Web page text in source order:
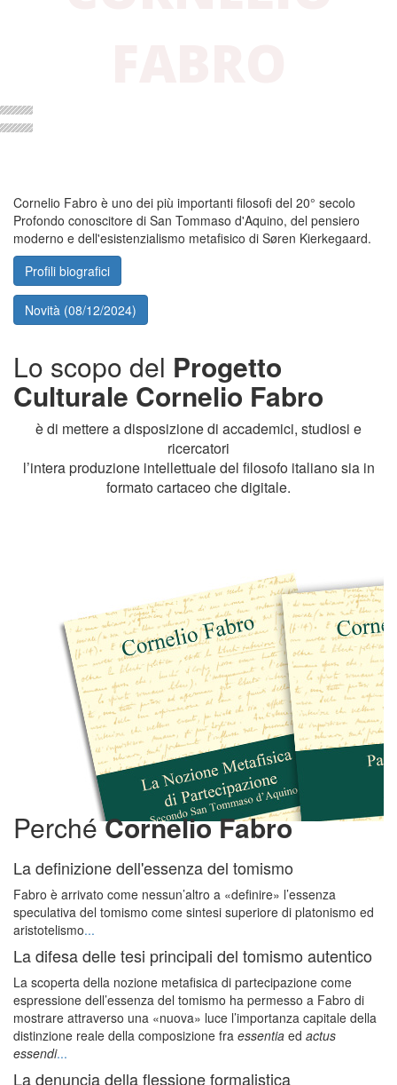
Cornelio Fabro è uno dei più importanti filosofi del 20° secolo
Profondo conoscitore di San Tommaso d'Aquino, del pensiero
moderno e dell'esistenzialismo metafisico di Søren Kierkegaard.
Profili biografici
Novità (08/12/2024)
Lo scopo del Progetto
Culturale Cornelio Fabro
è di mettere a disposizione di accademici, studiosi e
ricercatori
l’intera produzione intellettuale del filosofo italiano sia in
formato cartaceo che digitale.
PerchéCornelio Fabro
La definizione dell'essenza del tomismo
Fabro è arrivato come nessun’altro a «definire» l’essenza
speculativa del tomismo come sintesi superiore di platonismo ed
aristotelismo...
La difesa delle tesi principali del tomismo autentico
La scoperta della nozione metafisica di partecipazione come
espressione dell’essenza del tomismo ha permesso a Fabro di
mostrare attraverso una «nuova» luce l’importanza capitale della
distinzione reale della composizione fra essentia ed actus
essendi...
La denuncia della flessione formalistica